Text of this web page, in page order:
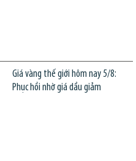
Giá vàng thế giới hôm nay 5/8:
Phục hồi nhờ giá dầu giảm